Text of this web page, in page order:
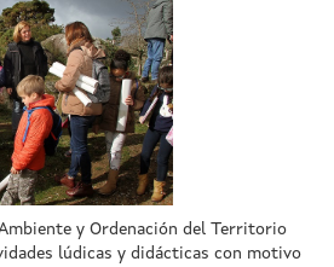
y Ordenación del Territorio
lúdicas y didácticas con motivo